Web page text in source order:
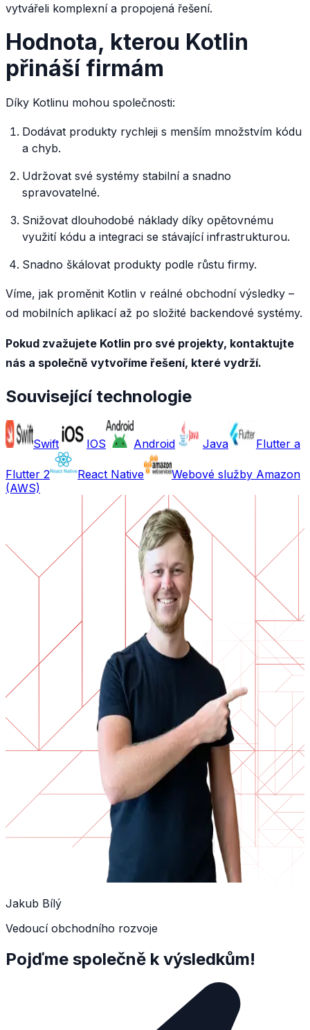
vytvářeli komplexní a propojená řešení.
Hodnota, kterou Kotlin
přináší firmám
Díky Kotlinu mohou společnosti:
Dodávat produkty rychleji s menším množstvím kódu
a chyb.
Udržovat své systémy stabilní a snadno
spravovatelné.
Snižovat dlouhodobé náklady díky opětovnému
využití kódu a integraci se stávající infrastrukturou.
Snadno škálovat produkty podle růstu firmy.
Víme, jak proměnit Kotlin v reálné obchodní výsledky –
od mobilních aplikací až po složité backendové systémy.
Pokud zvažujete Kotlin pro své projekty, kontaktujte
nás a společně vytvoříme řešení, které vydrží.
Související technologie
Swift IOS Android Java Flutter a
Flutter 2 React Native
Webové služby Amazon
(AWS)
Jakub Bílý
Vedoucí obchodního rozvoje
Pojďme společně k výsledkům!